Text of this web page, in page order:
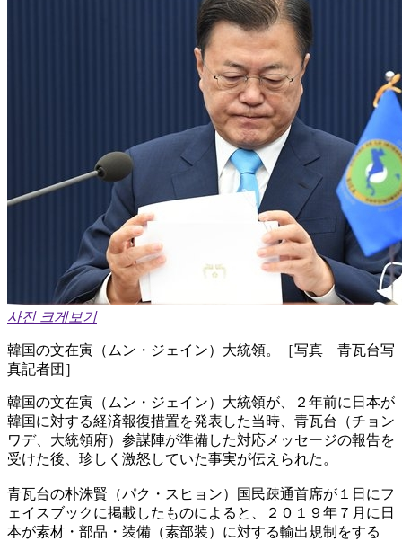
사진 크게보기
韓国の文在寅（ムン・ジェイン）大統領。［写真 青瓦台写
真記者団］
韓国の文在寅（ムン・ジェイン）大統領が、２年前に日本が
韓国に対する経済報復措置を発表した当時、青瓦台（チョン
ワデ、大統領府）参謀陣が準備した対応メッセージの報告を
受けた後、珍しく激怒していた事実が伝えられた。
青瓦台の朴洙賢（パク・スヒョン）国民疎通首席が１日にフ
ェイスブックに掲載したものによると、２０１９年７月に日
本が素材・部品・装備（素部装）に対する輸出規制をする